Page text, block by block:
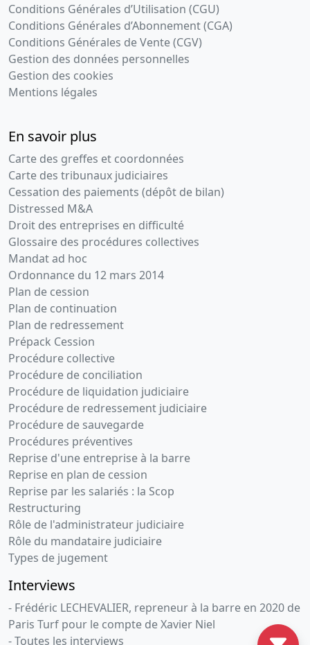
Conditions Générales d’Utilisation (CGU)
Conditions Générales d’Abonnement (CGA)
Conditions Générales de Vente (CGV)
Gestion des données personnelles
Gestion des cookies
Mentions légales
En savoir plus
Carte des greffes et coordonnées
Carte des tribunaux judiciaires
Cessation des paiements (dépôt de bilan)
Distressed M&A
Droit des entreprises en difficulté
Glossaire des procédures collectives
Mandat ad hoc
Ordonnance du 12 mars 2014
Plan de cession
Plan de continuation
Plan de redressement
Prépack Cession
Procédure collective
Procédure de conciliation
Procédure de liquidation judiciaire
Procédure de redressement judiciaire
Procédure de sauvegarde
Procédures préventives
Reprise d'une entreprise à la barre
Reprise en plan de cession
Reprise par les salariés : la Scop
Restructuring
Rôle de l'administrateur judiciaire
Rôle du mandataire judiciaire
Types de jugement
Interviews
- Frédéric LECHEVALIER, repreneur à la barre en 2020 de
Paris Turf pour le compte de Xavier Niel
- Toutes les interviews